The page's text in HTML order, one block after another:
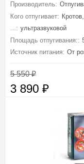
Производитель:
Кого отпугивает:
...: ультразвуковой
Площадь отпугивания::
Источник питания: От
5 550₽
3 890 ₽